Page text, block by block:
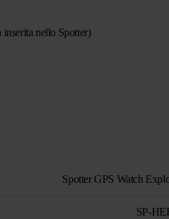
Spotter GPS Watch
SP-
inserita nello Spotter)